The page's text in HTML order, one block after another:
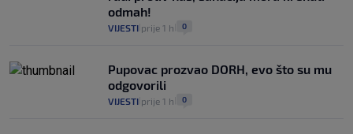
odmah!
VIJESTI prije 1 h 0
Pupovac prozvao DORH, evo što su mu
odgovorili
VIJESTI prije 1 h 0